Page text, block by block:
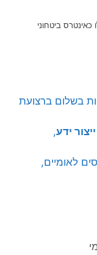
כאינטרס ביטחוני
רוצים לחיות בשלום ברצועת
ייצור ידע,